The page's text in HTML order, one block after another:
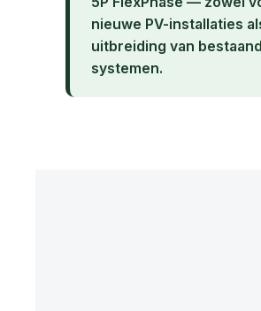
nieuwe PV-installaties
uitbreiding van
systemen.